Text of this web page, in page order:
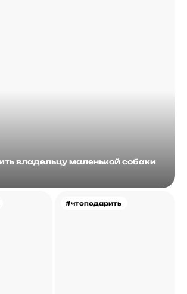
владельцу маленькой собаки
#чтоподарить